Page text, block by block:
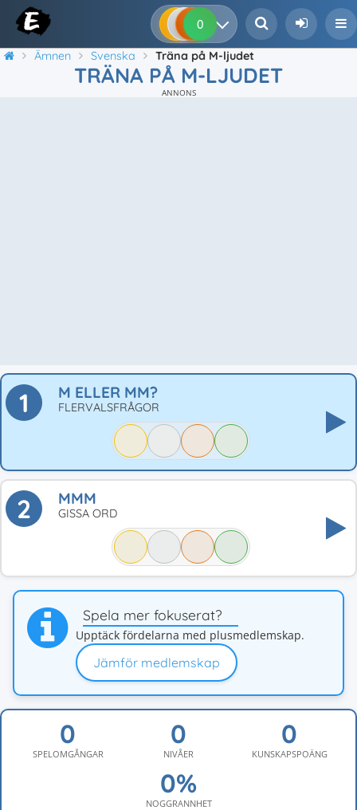
0 0 0
Ämnen Svenska Träna på M-ljudet
TRÄNA PÅ M-LJUDET
ANNONS
1 M ELLER MM?
FLERVALSFRÅGOR
2 MMM
GISSA ORD
Spela mer fokuserat?
Upptäck fördelarna med plusmedlemskap.
Jämför medlemskap
SPELOMGÅNGAR NIVÅER KUNSKAPSPOÄNG
NOGGRANNHET